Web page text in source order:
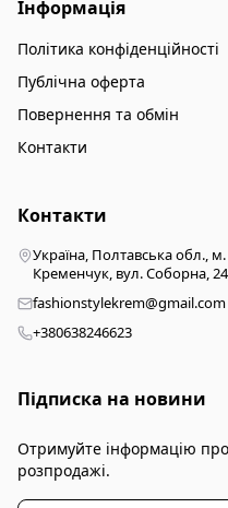
Інформація
Політика конфіденційності
Публічна оферта
Повернення та обмін
Контакти
Контакти
Україна, Полтавська обл., м.
Кременчук, вул. Соборна,
fashionstylekrem@gmail.com
+380638246623
Підписка на новини
Отримуйте інформацію про
розпродажі.